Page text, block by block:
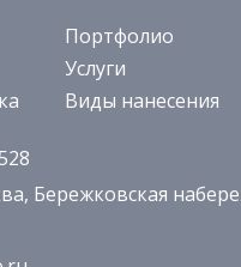
Портфолио
Услуги
Виды нанесения
Бережковская